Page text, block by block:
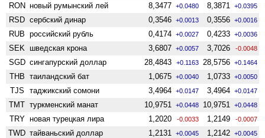
RON новый румынский лей 8,3477 +0.0480 8,3871 +0.0395
RSD сербский динар 0,3546 +0.0013 0,3556 +0.0016
RUB российский рубль 0,4174 +0.0027 0,4233 +0.0036
SEK шведская крона 3,6807 +0.0057 3,7026 -0.0048
SGD сингапурский доллар 28,4843 +0.1163 28,5756 +0.1464
THB таиландский бат 1,0675 +0.0040 1,0733 +0.0050
TJS таджикский сомони 3,4964 +0.0147 3,4964 +0.0147
TMT туркменский манат 10,9751 +0.0448 10,9751 +0.0448
TRY новая турецкая лира 1,2020 -0.0033 1,2149 -0.0007
TWD тайваньский доллар 1,2131 +0.0045 1,2142 +0.0045